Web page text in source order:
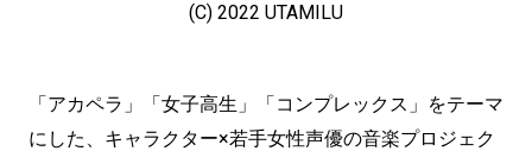
(C) 2022 UTAMILU
「アカペラ」「女子高生」「コンプレックス」をテーマ
にした、キャラクター×若手女性声優の音楽プロジェク